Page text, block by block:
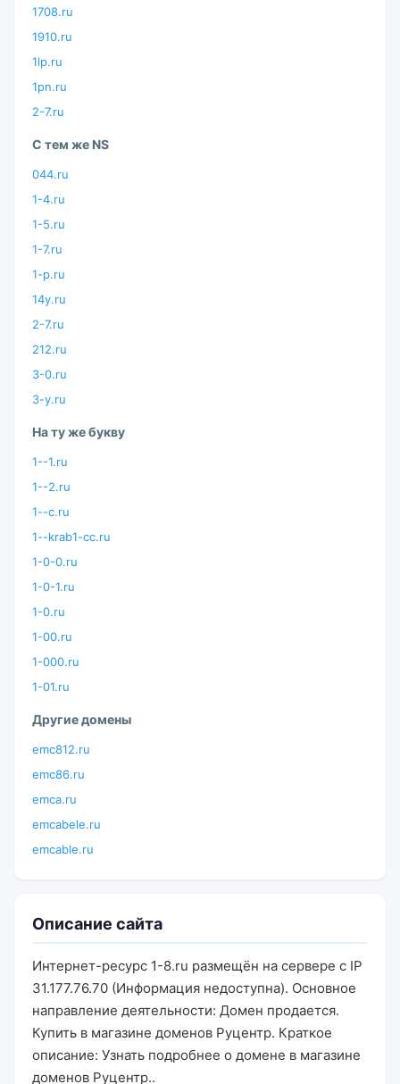
1708.ru
1910.ru
1lp.ru
1pn.ru
2-7.ru
С тем же NS
044.ru
1-4.ru
1-5.ru
1-7.ru
1-p.ru
14y.ru
2-7.ru
212.ru
3-0.ru
3-y.ru
На ту же букву
1--1.ru
1--2.ru
1--c.ru
1--krab1-cc.ru
1-0-0.ru
1-0-1.ru
1-0.ru
1-00.ru
1-000.ru
1-01.ru
Другие домены
emc812.ru
emc86.ru
emca.ru
emcabele.ru
emcable.ru
Описание сайта
Интернет-ресурс 1-8.ru размещён на сервере с IP
31.177.76.70 (Информация недоступна). Основное
направление деятельности: Домен продается.
Купить в магазине доменов Руцентр. Краткое
описание: Узнать подробнее о домене в магазине
доменов Руцентр..